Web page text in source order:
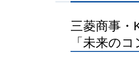
三菱商事・
「未来の